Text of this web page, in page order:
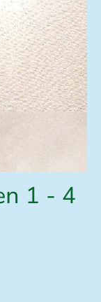
1 - 4